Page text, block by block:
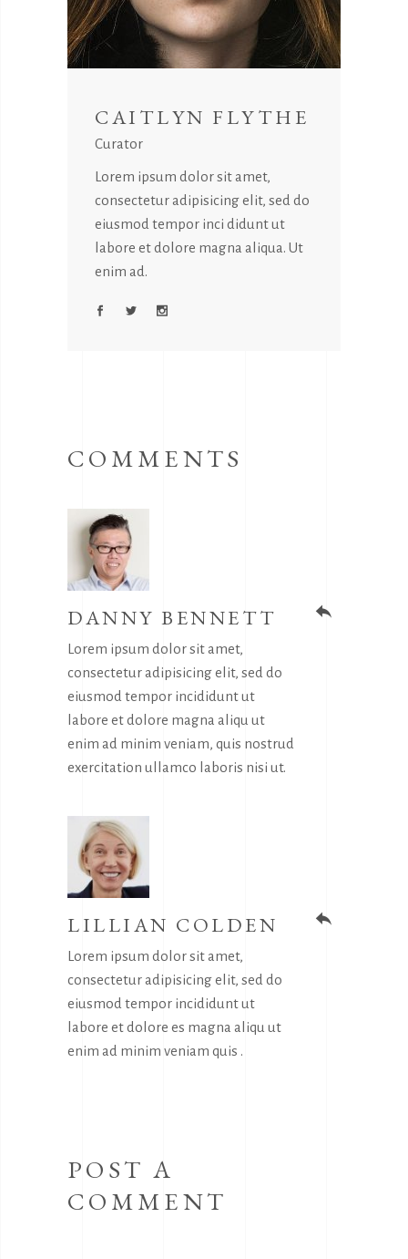
CAITLYN FLYTHE
Curator
Lorem ipsum dolor sit amet,
consectetur adipisicing elit, sed do
eiusmod tempor inci didunt ut
labore et dolore magna aliqua. Ut
enim ad.
COMMENTS
reply
DANNY BENNETT
Lorem ipsum dolor sit amet,
consectetur adipisicing elit, sed do
eiusmod tempor incididunt ut
labore et dolore magna aliqu ut
enim ad minim veniam, quis nostrud
exercitation ullamco laboris nisi ut.
reply
LILLIAN COLDEN
Lorem ipsum dolor sit amet,
consectetur adipisicing elit, sed do
eiusmod tempor incididunt ut
labore et dolore es magna aliqu ut
enim ad minim veniam quis .
POST A
COMMENT